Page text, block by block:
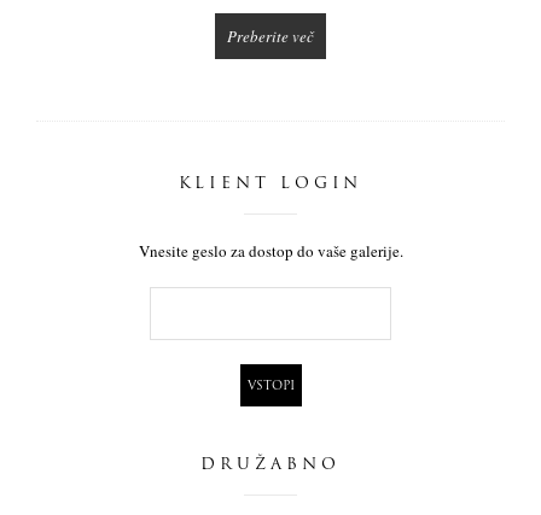
Preberite več
KLIENT LOGIN
Vnesite geslo za dostop do vaše galerije.
DRUŽABNO